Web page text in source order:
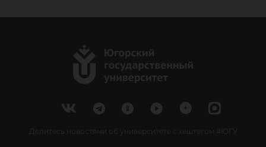
Делитесь новостями об университете с хештегом #ЮГУ